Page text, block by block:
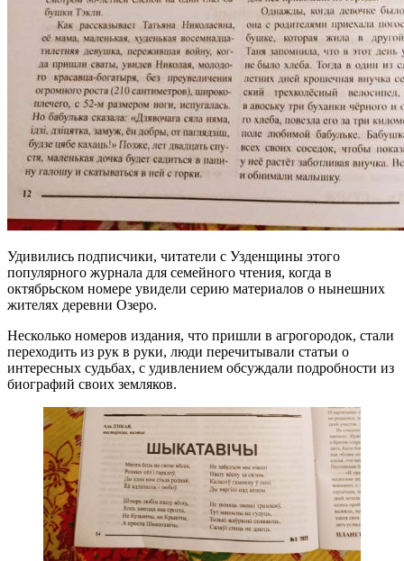
Удивились подписчики, читатели с Узденщины этого
популярного журнала для семейного чтения, когда в
октябрьском номере увидели серию материалов о нынешних
жителях деревни Озеро.
Несколько номеров издания, что пришли в агрогородок, стали
переходить из рук в руки, люди перечитывали статьи о
интересных судьбах, с удивлением обсуждали подробности из
биографий своих земляков.